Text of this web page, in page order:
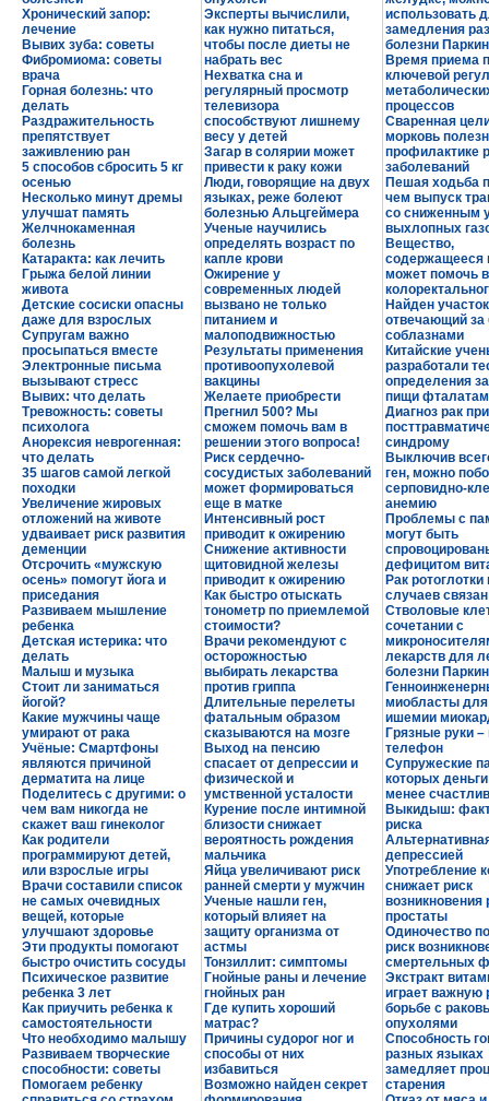
Хронический запор:
лечение
Вывих зуба: советы
Фибромиома: советы
врача
Горная болезнь: что
делать
Раздражительность
препятствует
заживлению ран
5 способов сбросить 5 кг
осенью
Несколько минут дремы
улучшат память
Желчнокаменная
болезнь
Катаракта: как лечить
Грыжа белой линии
живота
Детские сосиски опасны
даже для взрослых
Супругам важно
просыпаться вместе
Электронные письма
вызывают стресс
Вывих: что делать
Тревожность: советы
психолога
Анорексия неврогенная:
что делать
35 шагов самой легкой
походки
Увеличение жировых
отложений на животе
удваивает риск развития
деменции
Отсрочить «мужскую
осень» помогут йога и
приседания
Развиваем мышление
ребенка
Детская истерика: что
делать
Малыш и музыка
Стоит ли заниматься
йогой?
Какие мужчины чаще
умирают от рака
Учёные: Смартфоны
являются причиной
дерматита на лице
Поделитесь с другими: о
чем вам никогда не
скажет ваш гинеколог
Как родители
программируют детей,
или взрослые игры
Врачи составили список
не самых очевидных
вещей, которые
улучшают здоровье
Эти продукты помогают
быстро очистить сосуды
Психическое развитие
ребенка 3 лет
Как приучить ребенка к
самостоятельности
Что необходимо малышу
Развиваем творческие
способности: советы
Помогаем ребенку
Эксперты вычислили,
как нужно питаться,
чтобы после диеты не
набрать вес
Нехватка сна и
регулярный просмотр
телевизора
способствуют лишнему
весу у детей
Загар в солярии может
привести к раку кожи
Люди, говорящие на двух
языках, реже болеют
болезнью Альцгеймера
Ученые научились
определять возраст по
капле крови
Ожирение у
современных людей
вызвано не только
питанием и
малоподвижностью
Результаты применения
противоопухолевой
вакцины
Желаете приобрести
Прегнил 500? Мы
сможем помочь вам в
решении этого вопроса!
Риск сердечно-
сосудистых заболеваний
может формироваться
еще в матке
Интенсивный рост
приводит к ожирению
Снижение активности
щитовидной железы
приводит к ожирению
Как быстро отыскать
тонометр по приемлемой
стоимости?
Врачи рекомендуют с
осторожностью
выбирать лекарства
против гриппа
Длительные перелеты
фатальным образом
сказываются на мозге
Выход на пенсию
спасает от депрессии и
физической и
умственной усталости
Курение после интимной
близости снижает
вероятность рождения
мальчика
Яйца увеличивают риск
ранней смерти у мужчин
Ученые нашли ген,
который влияет на
защиту организма от
астмы
Тонзиллит: симптомы
Гнойные раны и лечение
гнойных ран
Где купить хороший
матрас?
Причины судорог ног и
способы от них
избавиться
Возможно найден секрет
использовать
замедления
болезни
Время приема
ключевой
процессов
Сваренная
морковь
профилактике
заболеваний
Пешая ходьба
чем выпуск
со сниженным
выхлопных
Вещество,
содержащееся
может помочь
Найден
отвечающий за
соблазнами
Китайские
разработали
определения
пищи
Диагноз рак
синдрому
Выключив
ген, можно
серповидно-
анемию
Проблемы с
могут быть
дефицитом
Рак ротоглотки
случаев
Стволовые
сочетании с
лекарств для
болезни
миобласты
ишемии
Грязные руки –
телефон
Супружеские
которых
менее
Выкидыш:
риска
депрессией
Употребление
снижает риск
возникновения
простаты
Одиночество
риск
смертельных
Экстракт
играет важную
борьбе с
опухолями
Способность
разных языках
замедляет
старения